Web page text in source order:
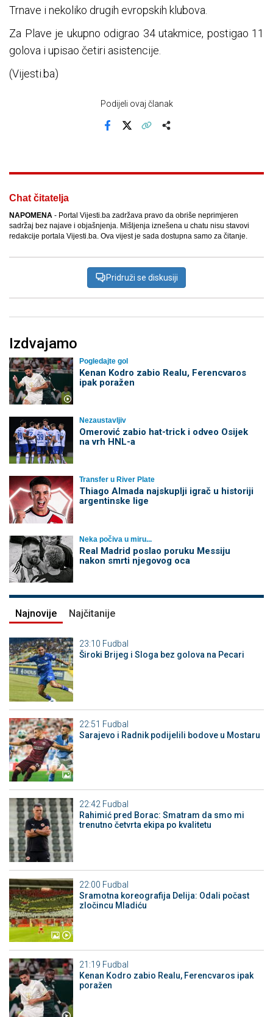
Trnave i nekoliko drugih evropskih klubova.
Za Plave je ukupno odigrao 34 utakmice, postigao 11
golova i upisao četiri asistencije.
(Vijesti.ba)
Podijeli ovaj članak
Chat čitatelja
NAPOMENA - Portal Vijesti.ba zadržava pravo da obriše neprimjeren
sadržaj bez najave i objašnjenja. Mišljenja iznešena u chatu nisu stavovi
redakcije portala Vijesti.ba. Ova vijest je sada dostupna samo za čitanje.
Pridruži se diskusiji
Izdvajamo
Pogledajte gol
Kenan Kodro zabio Realu, Ferencvaros
ipak poražen
Nezaustavljiv
Omerović zabio hat-trick i odveo Osijek
na vrh HNL-a
Transfer u River Plate
Thiago Almada najskuplji igrač u historiji
argentinske lige
Neka počiva u miru...
Real Madrid poslao poruku Messiju
nakon smrti njegovog oca
Najnovije Najčitanije
23:10 Fudbal
Široki Brijeg i Sloga bez golova na Pecari
22:51 Fudbal
Sarajevo i Radnik podijelili bodove u Mostaru
22:42 Fudbal
Rahimić pred Borac: Smatram da smo mi
trenutno četvrta ekipa po kvalitetu
22:00 Fudbal
Sramotna koreografija Delija: Odali počast
zločincu Mladiću
21:19 Fudbal
Kenan Kodro zabio Realu, Ferencvaros ipak
poražen